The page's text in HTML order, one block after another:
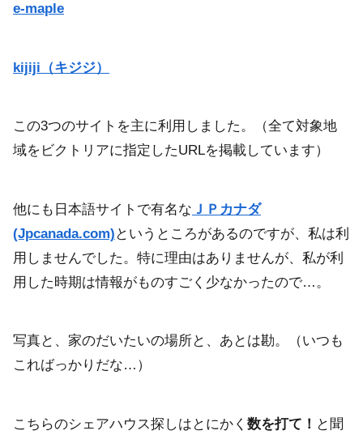
e-maple
kijiji（キジジ）
この3つのサイトを主に利用しました。（全て対象地
域をビクトリアに指定したURLを掲載しています）
他にも日本語サイトで有名な ＪＰカナダ
(Jpcanada.com) というところがあるのですが、私は利
用しませんでした。特に理由はありませんが、私が利
用した時期は情報がものすごく少なかったので…。
写真と、家のだいたいの場所と、あとは勘。（いつも
こればっかりだな…）
こちらのシェアハウス探しはとにかく 数を打て！ と聞